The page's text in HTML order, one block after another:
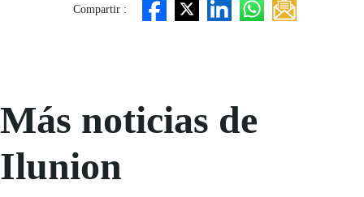
Compartir :
Más noticias de
Ilunion